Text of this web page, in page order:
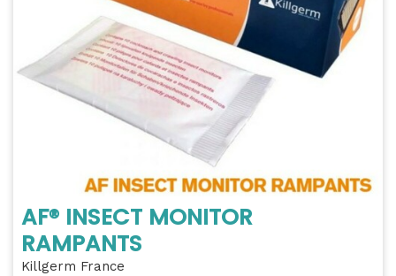
AF® INSECT MONITOR
RAMPANTS
Killgerm France